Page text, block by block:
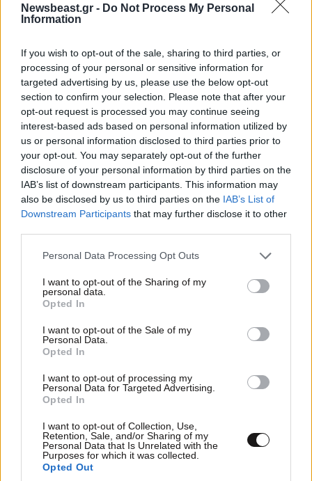
Newsbeast.gr - Do Not Process My Personal
Information
If you wish to opt-out of the sale, sharing to third parties, or
processing of your personal or sensitive information for
targeted advertising by us, please use the below opt-out
section to confirm your selection. Please note that after your
opt-out request is processed you may continue seeing
interest-based ads based on personal information utilized by
us or personal information disclosed to third parties prior to
your opt-out. You may separately opt-out of the further
disclosure of your personal information by third parties on the
IAB’s list of downstream participants. This information may
also be disclosed by us to third parties on the IAB’s List of
Downstream Participants that may further disclose it to other
Please note that this website/app uses one or more Google
not limited to your visit or usage behaviour. You may click to
grant or deny consent to Google and its third-party tags to
use your data for below specified purposes in below Google
consent section.
Personal Data Processing Opt Outs
I want to opt-out of the Sharing of my
personal data.
Opted In
I want to opt-out of the Sale of my
Personal Data.
Opted In
I want to opt-out of processing my
Personal Data for Targeted Advertising.
Opted In
I want to opt-out of Collection, Use,
Retention, Sale, and/or Sharing of my
Personal Data that Is Unrelated with the
Purposes for which it was collected.
Opted Out
MARKET NEWS
Εργοθεραπεία,
Φυσικοθεραπεία ή
Λογοθεραπεία; Οδηγός
προοπτικών
αποτοξίνωση & την ορμονική
Πες μου πότε γεννήθηκες και